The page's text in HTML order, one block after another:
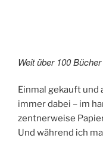
Weit über 100
Einmal gekauft und
immer dabei – im
zentnerweise
Und während ich